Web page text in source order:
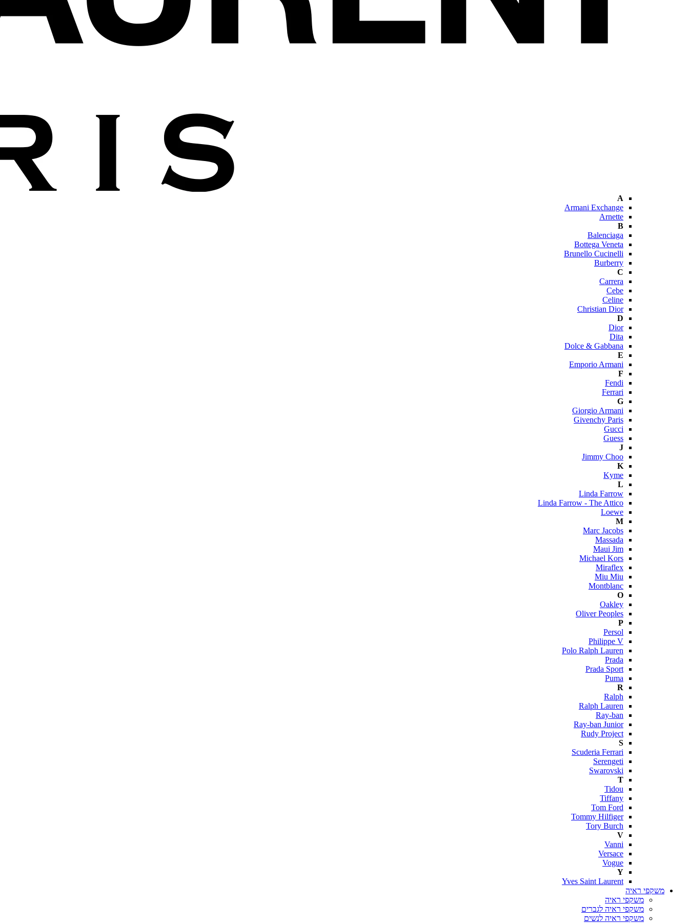
A
Armani Exchange
Arnette
B
Balenciaga
Bottega Veneta
Brunello Cucinelli
Burberry
C
Carrera
Cebe
Celine
Christian Dior
D
Dior
Dita
Dolce & Gabbana
E
Emporio Armani
F
Fendi
Ferrari
G
Giorgio Armani
Givenchy Paris
Gucci
Guess
J
Jimmy Choo
K
Kyme
L
Linda Farrow
Linda Farrow - The Attico
Loewe
M
Marc Jacobs
Massada
Maui Jim
Michael Kors
Miraflex
Miu Miu
Montblanc
O
Oakley
Oliver Peoples
P
Persol
Philippe V
Polo Ralph Lauren
Prada
Prada Sport
Puma
R
Ralph
Ralph Lauren
Ray-ban
Ray-ban Junior
Rudy Project
S
Scuderia Ferrari
Serengeti
Swarovski
T
Tidou
Tiffany
Tom Ford
Tommy Hilfiger
Tory Burch
V
Vanni
Versace
Vogue
Y
Yves Saint Laurent
משקפי ראיה
משקפי ראיה
משקפי ראיה לגברים
משקפי ראיה לנשים